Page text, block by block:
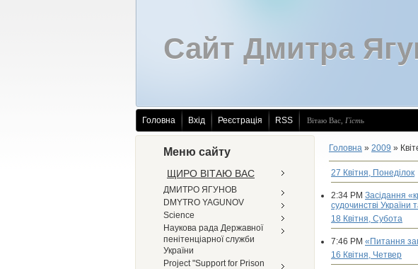
Сайт Дмитра
Головна Вхід Реєстрація RSS Вітаю Вас Гість
Меню сайту
ЩИРО ВІТАЮ ВАС
ДМИТРО ЯГУНОВ
DMYTRO YAGUNOV
Science
Наукова рада Державної
пенітенціарної служби
України
Project "Support for Prison
Головна » 2009 »
27 Квітня, Понеділок
2:34 PM Засідання
судочинстві України
18 Квітня, Субота
7:46 PM «Питання
16 Квітня, Четвер